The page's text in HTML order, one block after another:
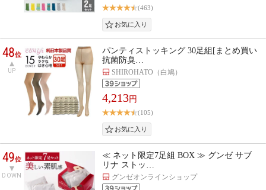
(463)
48位
UP
パンティストッキング 30足組[まとめ買い
抗菌防臭…
SHIROHATO（白鳩）
4,213円
(105)
49位
DOWN
≪ ネット限定7足組 BOX ≫ グンゼ サブ
リナ ストッ…
グンゼオンラインショップ